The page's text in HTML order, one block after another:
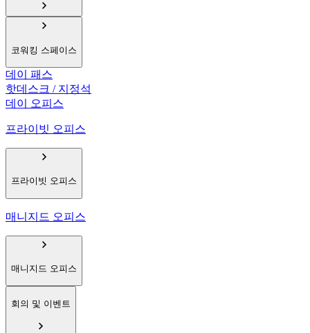
코워킹 스페이스
데이 패스
핫데스크 / 지정석
데이 오피스
프라이빗 오피스
프라이빗 오피스
매니지드 오피스
매니지드 오피스
회의 및 이벤트